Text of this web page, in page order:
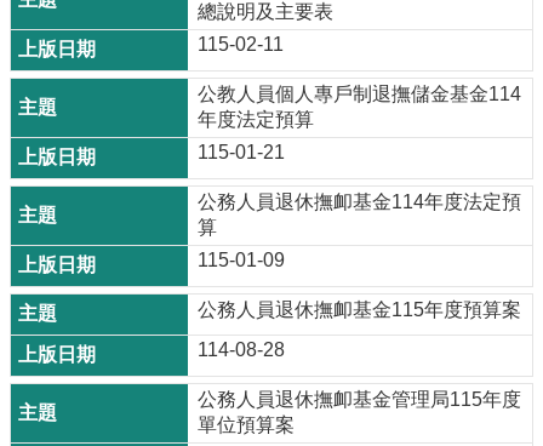
總說明及主要表
115-02-11
公教人員個人專戶制退撫儲金基金114
年度法定預算
115-01-21
公務人員退休撫卹基金114年度法定預
算
115-01-09
公務人員退休撫卹基金115年度預算案
114-08-28
公務人員退休撫卹基金管理局115年度
單位預算案